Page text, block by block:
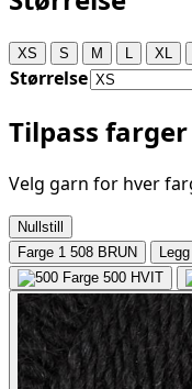
XS S M XL
Størrelse
Tilpass farger
Velg garn for hver
Nullstill
Farge 1 508 BRUN
500 HVIT